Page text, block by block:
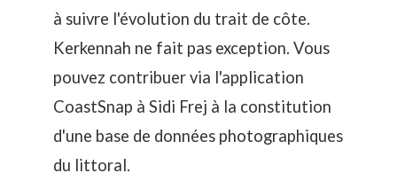
à suivre l'évolution du trait de côte.
Kerkennah ne fait pas exception. Vous
pouvez contribuer via l'application
CoastSnap à Sidi Frej à la constitution
d'une base de données photographiques
du littoral.